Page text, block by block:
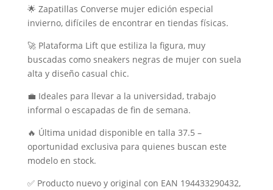
🌟 Zapatillas Converse mujer edición especial
invierno, difíciles de encontrar en tiendas físicas.
🚀 Plataforma Lift que estiliza la figura, muy
buscadas como sneakers negras de mujer con suela
alta y diseño casual chic.
💼 Ideales para llevar a la universidad, trabajo
informal o escapadas de fin de semana.
🔥 Última unidad disponible en talla 37.5 –
oportunidad exclusiva para quienes buscan este
modelo en stock.
✅ Producto nuevo y original con EAN 194433290432,